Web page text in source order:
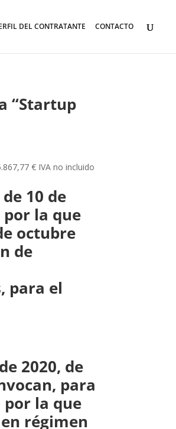
DEL CONTRATANTE CONTACTO
“Startup
€ IVA no incluido
10 de
la que
octubre
de
para el
2020, de
para
por la que
régimen